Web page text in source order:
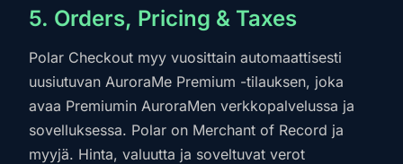
5. Orders, Pricing & Taxes
Polar Checkout myy vuosittain automaattisesti
uusiutuvan AuroraMe Premium -tilauksen, joka
avaa Premiumin AuroraMen verkkopalvelussa ja
sovelluksessa. Polar on Merchant of Record ja
myyjä. Hinta, valuutta ja soveltuvat verot